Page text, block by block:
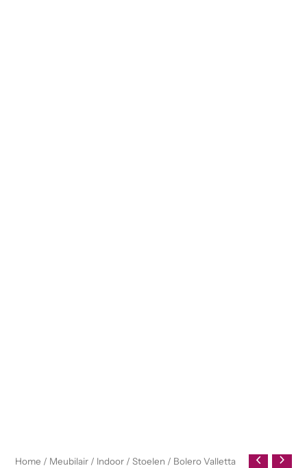
Home / Meubilair / Indoor /Stoelen / Bolero Valletta